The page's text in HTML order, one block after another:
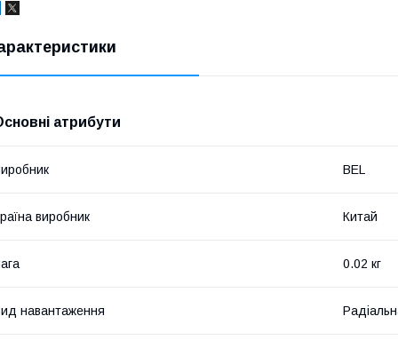
атрибути
BEL
виробник Китай
0.02 кг
навантаження